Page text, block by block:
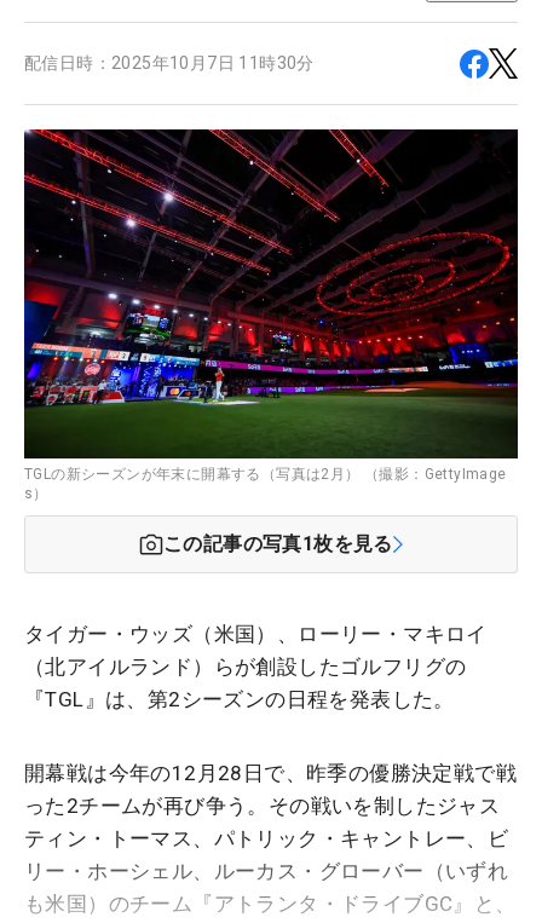
配信日時： 2025年10月7日 11時30分
TGLの新シーズンが年末に開幕する（写真は2月） （撮影：GettyImage
s）
この記事の写真1枚を見る
タイガー・ウッズ（米国）、ローリー・マキロイ
（北アイルランド）らが創設したゴルフリグの
『TGL』は、第2シーズンの日程を発表した。
開幕戦は今年の12月28日で、昨季の優勝決定戦で戦
った2チームが再び争う。その戦いを制したジャス
ティン・トーマス、パトリック・キャントレー、ビ
リー・ホーシェル、ルーカス・グローバー（いずれ
も米国）のチーム『アトランタ・ドライブGC』と、